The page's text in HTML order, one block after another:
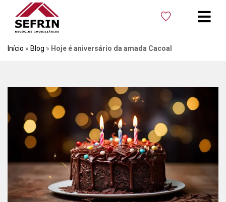
Início » Blog » Hoje é aniversário da amada Cacoal